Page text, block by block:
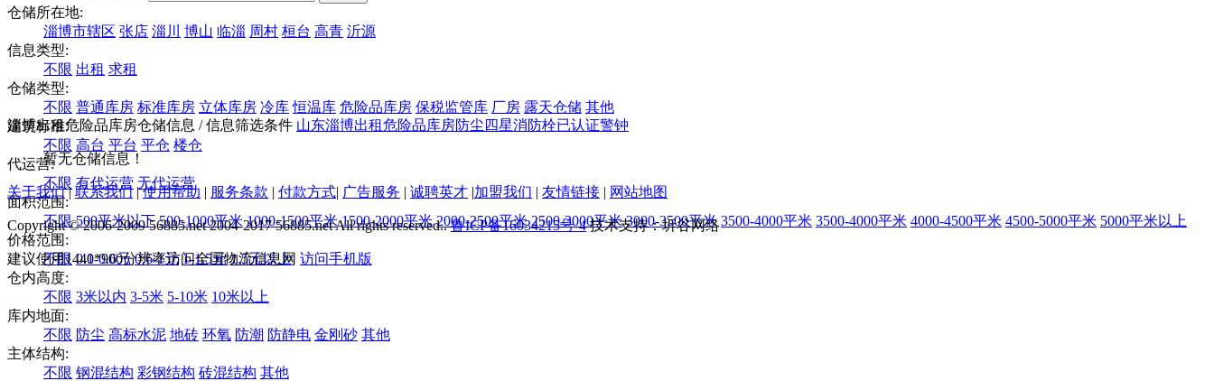
仓储所在地:
淄博市辖区 张店 淄川 博山 临淄 周村 桓台 高青 沂源
信息类型:
不限 出租 求租
仓储类型:
不限 普通库房 标准库房 立体库房 冷库 恒温库 危险品库房 保税监管库 厂房 露天仓储 其他
建筑标准:
不限 高台 平台 平仓 楼仓
代运营:
不限 有代运营 无代运营
面积范围:
不限 500平米以下 500-1000平米 1000-1500平米 1500-2000平米 2000-2500平米 2500-3000平米 3000-3500平米 3500-4000平米 3500-4000平米 4000-4500平米 4500-5000平米 5000平米以上
价格范围:
不限 0.1-0.6元 0.6-1元 1-1.5元 1.5元以上
仓内高度:
不限 3米以内 3-5米 5-10米 10米以上
库内地面:
不限 防尘 高标水泥 地砖 环氧 防潮 防静电 金刚砂 其他
主体结构:
不限 钢混结构 彩钢结构 砖混结构 其他
淄博出租危险品库房仓储信息 / 信息筛选条件 山东淄博出租危险品库房防尘 四星消防栓已认证警钟
暂无仓储信息！
关于我们|联系我们|使用帮助 | 服务条款 | 付款方式| 广告服务 | 诚聘英才 |加盟我们 | 友情链接 | 网站地图
Copyright © 2006-2009 56885.net 2004-2017 56885.net All rights reserved..鲁ICP备16034215号-4技术支持：圻谷网络
建议使用1440*900分辨率访问全国物流信息网 访问手机版